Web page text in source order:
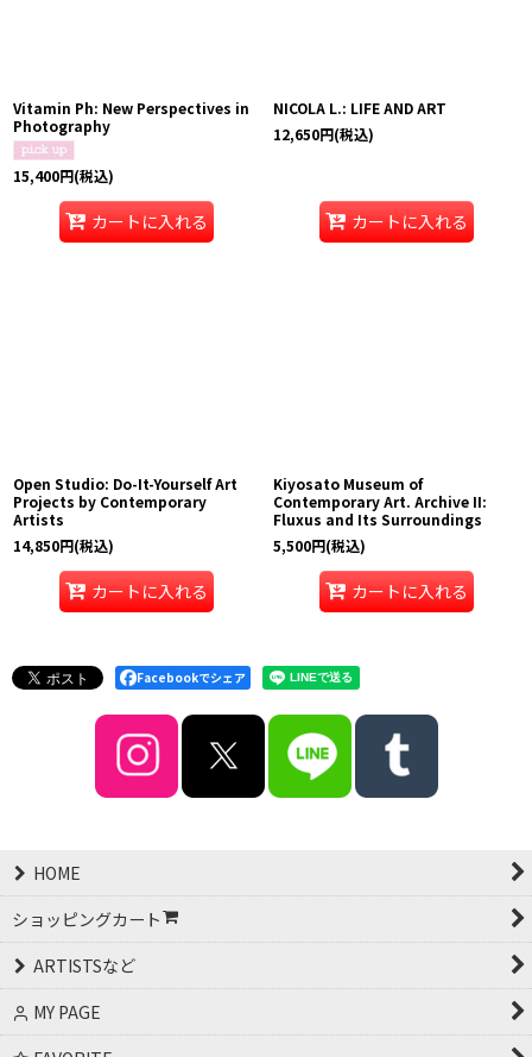
Vitamin Ph: New Perspectives in
Photography
15,400円(税込)
カートに入れる
NICOLA L.: LIFE AND ART
12,650円(税込)
カートに入れる
Open Studio: Do-It-Yourself Art
Projects by Contemporary
Artists
14,850円(税込)
カートに入れる
Kiyosato Museum of
Contemporary Art. Archive II:
Fluxus and Its Surroundings
5,500円(税込)
カートに入れる
Facebookでシェア
HOME
ショッピングカート
ARTISTSなど
MY PAGE